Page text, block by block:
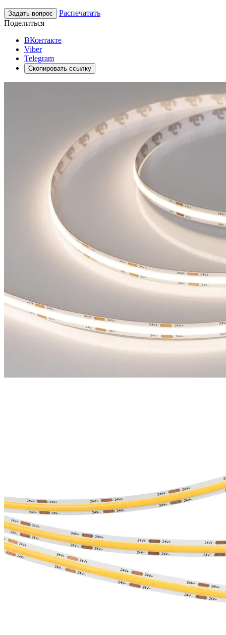
Задать вопрос
Распечатать
Поделиться
ВКонтакте
Viber
Telegram
Скопировать ссылку